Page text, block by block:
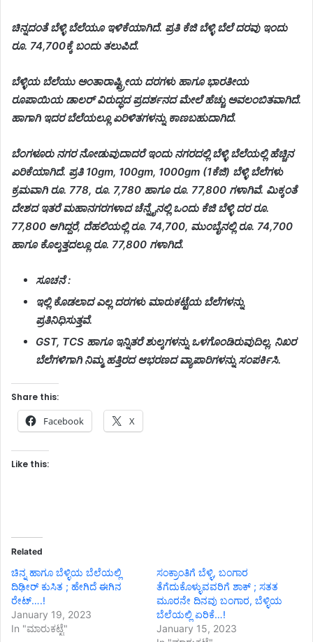
ಚಿನ್ನದಂತೆ ಬೆಳ್ಳಿ ಬೆಲೆಯೂ ಇಳಿಕೆಯಾಗಿದೆ. ಪ್ರತಿ ಕೆಜಿ ಬೆಳ್ಳಿ ಬೆಲೆ ದರವು ಇಂದು
ರೂ. 74,700ಕ್ಕೆ ಬಂದು ತಲುಪಿದೆ.
ಬೆಳ್ಳಿಯ ಬೆಲೆಯು ಅಂತಾರಾಷ್ಟ್ರೀಯ ದರಗಳು ಹಾಗೂ ಭಾರತೀಯ
ರೂಪಾಯಿಯ ಡಾಲರ್ ವಿರುದ್ಧದ ಪ್ರದರ್ಶನದ ಮೇಲೆ ಹೆಚ್ಚು ಅವಲಂಬಿತವಾಗಿದೆ.
ಹಾಗಾಗಿ ಇದರ ಬೆಲೆಯಲ್ಲೂ ಏರಿಳಿತಗಳನ್ನು ಕಾಣಬಹುದಾಗಿದೆ.
ಬೆಂಗಳೂರು ನಗರ ನೋಡುವುದಾದರೆ ಇಂದು ನಗರದಲ್ಲಿ ಬೆಳ್ಳಿ ಬೆಲೆಯಲ್ಲಿ ಹೆಚ್ಚಿನ
ಏರಿಕೆಯಾಗಿದೆ. ಪ್ರತಿ 10gm, 100gm, 1000gm (1ಕೆಜಿ) ಬೆಳ್ಳಿ ಬೆಲೆಗಳು
ಕ್ರಮವಾಗಿ ರೂ. 778, ರೂ. 7,780 ಹಾಗೂ ರೂ. 77,800 ಗಳಾಗಿವೆ. ಮಿಕ್ಕಂತೆ
ದೇಶದ ಇತರೆ ಮಹಾನಗರಗಳಾದ ಚೆನ್ನೈನಲ್ಲಿ ಒಂದು ಕೆಜಿ ಬೆಳ್ಳಿ ದರ ರೂ.
77,800 ಆಗಿದ್ದರೆ, ದೆಹಲಿಯಲ್ಲಿ ರೂ. 74,700, ಮುಂಬೈನಲ್ಲಿ ರೂ. 74,700
ಹಾಗೂ ಕೊಲ್ಕತ್ತದಲ್ಲೂ ರೂ. 77,800 ಗಳಾಗಿದೆ.
ಸೂಚನೆ :
ಇಲ್ಲಿ ಕೊಡಲಾದ ಎಲ್ಲ ದರಗಳು ಮಾರುಕಟ್ಟೆಯ ಬೆಲೆಗಳನ್ನು
ಪ್ರತಿನಿಧಿಸುತ್ತವೆ.
GST, TCS ಹಾಗೂ ಇನ್ನಿತರೆ ಶುಲ್ಕಗಳನ್ನು ಒಳಗೊಂಡಿರುವುದಿಲ್ಲ. ನಿಖರ
ಬೆಲೆಗಳಿಗಾಗಿ ನಿಮ್ಮ ಹತ್ತಿರದ ಆಭರಣದ ವ್ಯಾಪಾರಿಗಳನ್ನು ಸಂಪರ್ಕಿಸಿ.
Share this:
Facebook X
Like this:
Related
ಚಿನ್ನ ಹಾಗೂ ಬೆಳ್ಳಿಯ ಬೆಲೆಯಲ್ಲಿ
ದಿಢೀರ್ ಕುಸಿತ ; ಹೇಗಿದೆ ಈಗಿನ
ರೇಟ್….!
January 19, 2023
In "ಮಾರುಕಟ್ಟೆ"
ಸಂಕ್ರಾಂತಿಗೆ ಬೆಳ್ಳಿ, ಬಂಗಾರ
ತೆಗೆದುಕೊಳ್ಳುವವರಿಗೆ ಶಾಕ್ ; ಸತತ
ಮೂರನೇ ದಿನವು ಬಂಗಾರ, ಬೆಳ್ಳಿಯ
ಬೆಲೆಯಲ್ಲಿ ಏರಿಕೆ…!
January 15, 2023